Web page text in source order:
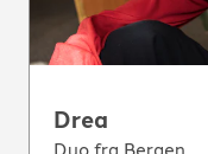
Drea